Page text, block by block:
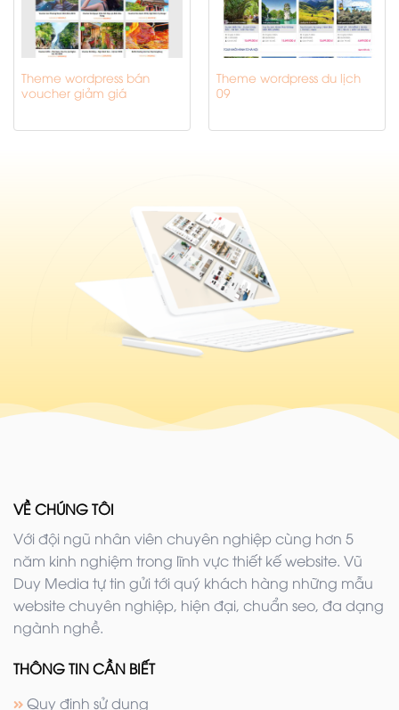
Theme wordpress bán
voucher giảm giá
Theme wordpress du lịch
09
VỀ CHÚNG TÔI
Với đội ngũ nhân viên chuyên nghiệp cùng hơn 5
năm kinh nghiệm trong lĩnh vực thiết kế website. Vũ
Duy Media tự tin gửi tới quý khách hàng những mẫu
website chuyên nghiệp, hiện đại, chuẩn seo, đa dạng
ngành nghề.
THÔNG TIN CẦN BIẾT
Quy định sử dụng